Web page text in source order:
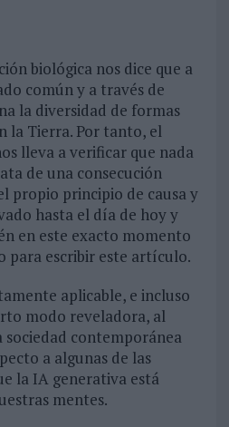
biológica nos dice que a
común y a través de
la diversidad de formas
la Tierra. Por tanto, el
lleva a verificar que nada
de una consecución
propio principio de causa y
hasta el día de hoy y
en este exacto momento
para escribir este artículo.
aplicable, e incluso
modo reveladora, al
sociedad contemporánea
a algunas de las
la IA generativa está
mentes.